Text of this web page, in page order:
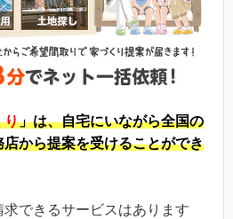
り」は、自宅にいながら全国の
から提案を受けることができ
できるサービスはあります